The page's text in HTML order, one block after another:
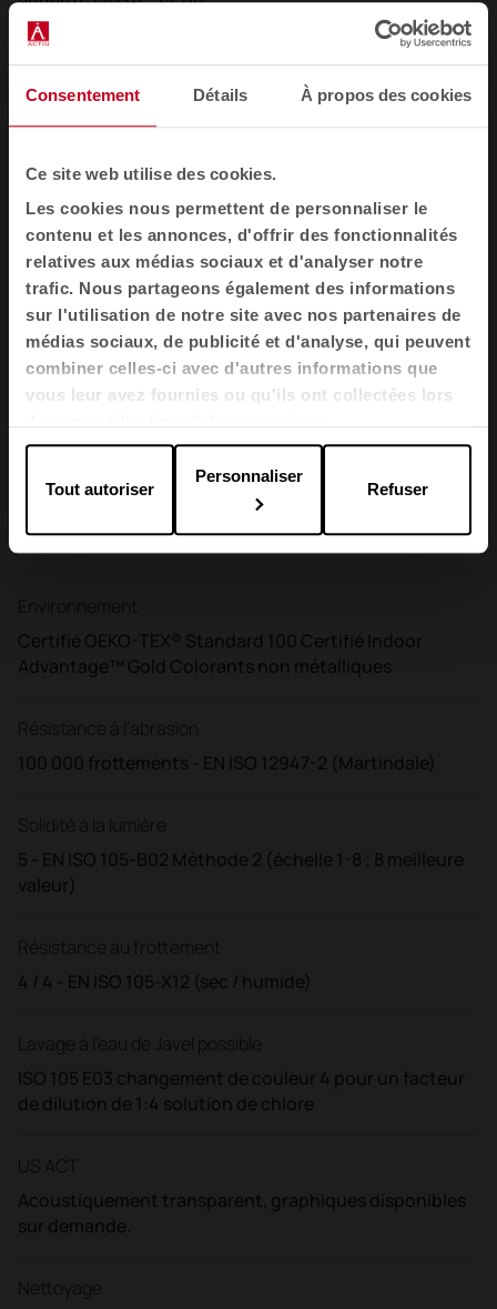
Consentement Détails À propos des cookies
Ce site web utilise des cookies.
Les cookies nous permettent de personnaliser le
contenu et les annonces, d'offrir des fonctionnalités
relatives aux médias sociaux et d'analyser notre
trafic. Nous partageons également des informations
sur l'utilisation de notre site avec nos partenaires de
médias sociaux, de publicité et d'analyse, qui peuvent
combiner celles-ci avec d'autres informations que
vous leur avez fournies ou qu'ils ont collectées lors
Tout autoriser
Personnaliser
Refuser
Veuillez spécifier si nécessaire lors de la commande :
BS 5852 Ignition Source 5 avec EnviroFlam5.
BS 7176 Risque moyen avec EnviroFlam5.
l'ameublement (sécurité incendie)
Regulations 1988 (UK domestic cigarette and match)
avec EnviroFlam5
Remarque : les performances en matière
d'inflammabilité dépendent des composants utilisés.
Nos certificats indiquent quels substrats ont été
utilisés lors de nos essais. Pour les essais sur matériaux
composites, nos clients doivent s'assurer que leurs
meubles sont conformes aux réglementations en
vigueur.
Bureau des contrats
Environnement
Certifié OEKO-TEX® Standard 100 Certifié Indoor
Advantage™ Gold Colorants non métalliques
Résistance à l'abrasion
100 000 frottements - EN ISO 12947-2 (Martindale)
Solidité à la lumière
5 - EN ISO 105-B02 Méthode 2 (échelle 1-8 ; 8 meilleure
valeur)
Résistance au frottement
4 / 4 - EN ISO 105-X12 (sec / humide)
Lavage à l'eau de Javel possible
ISO 105 E03 changement de couleur 4 pour un facteur
de dilution de 1:4 solution de chlore
US ACT
Acoustiquement transparent, graphiques disponibles
sur demande.
Nettoyage